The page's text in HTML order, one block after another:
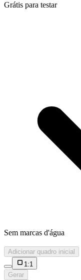
Grátis para testar
Sem marcas d'água
Adicionar quadro inicial
1:1
Gerar